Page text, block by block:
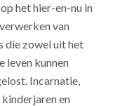
het hier-en-nu in
van
die zowel uit het
leven kunnen
Incarnatie,
en